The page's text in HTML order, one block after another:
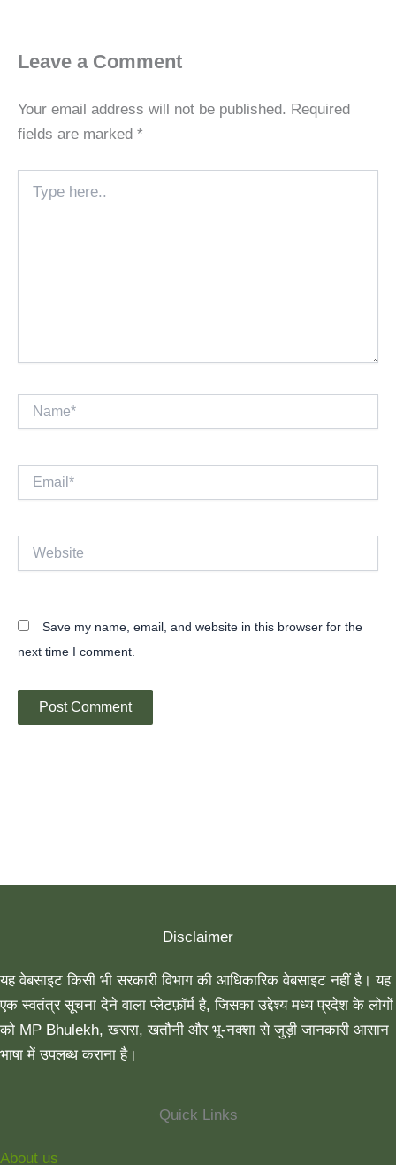
Leave a Comment
Your email address will not be published. Required
fields are marked *
here..
Name*
Save my name, email, and website in this browser for the
next time I comment.
Disclaimer
यह वेबसाइट किसी भी सरकारी विभाग की आधिकारिक वेबसाइट नहीं है। यह
एक स्वतंत्र सूचना देने वाला प्लेटफ़ॉर्म है, जिसका उद्देश्य मध्य प्रदेश के लोगों
को MP Bhulekh, खसरा, खतौनी और भू-नक्शा से जुड़ी जानकारी आसान
भाषा में उपलब्ध कराना है।
Quick Links
About us